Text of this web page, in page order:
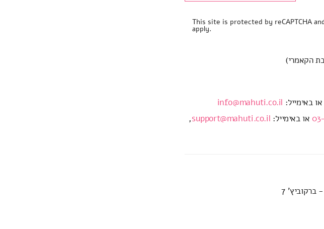
This site is protected by reCAPTCHA
apply.
או באימייל: info@mahuti.co.il
או באימייל: support@mahuti.co.il
,
ברקוביץ' 7